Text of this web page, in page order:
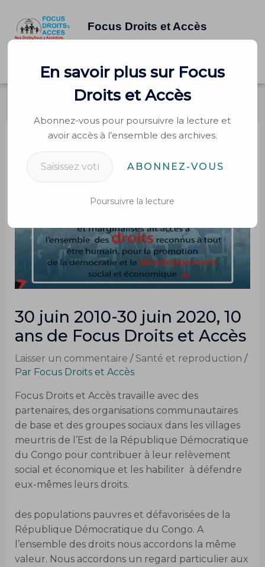
contenu
Focus Droits et Accès
English French Swahili
30 juin 2010-30 juin 2020, 10
ans de Focus Droits et Accès
Laisser un commentaire / Santé et reproduction /
Par Focus Droits et Accès
Focus Droits et Accès travaille avec des
partenaires, des organisations communautaires
de base et des groupes sociaux dans les villages
meurtris de l’Est de la République Démocratique
du Congo pour contribuer à leur relèvement
social et économique et les habiliter à défendre
eux-mêmes leurs droits.
des populations pauvres et défavorisées de la
République Démocratique du Congo. A
l’ensemble des droits nous accordons la même
valeur. Nous accordons un regard particulier aux
En savoir plus sur Focus
Droits et Accès
Abonnez-vous pour poursuivre la lecture et
avoir accès à l’ensemble des archives.
Saisissez votre adresse e-mail…
ABONNEZ-VOUS
Poursuivre la lecture